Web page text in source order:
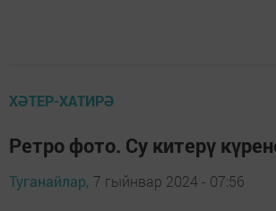
ХӘТЕР-ХАТИРӘ
Ретро фото. Су китерү
Туганайлар, 7 гыйнвар 2024 - 07:56